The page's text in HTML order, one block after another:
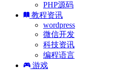
PHP源码
教程资讯
wordpress
微信开发
科技资讯
编程语言
游戏